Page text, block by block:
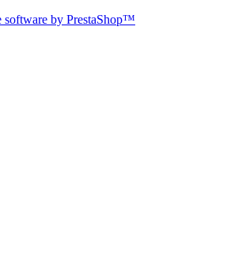
software by PrestaShop™